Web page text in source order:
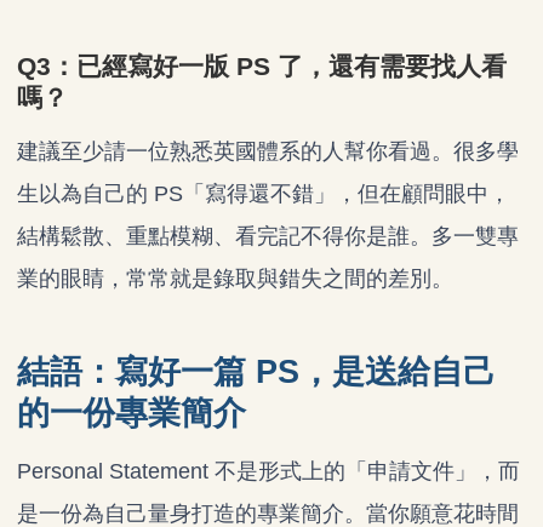
Q3：已經寫好一版 PS 了，還有需要找人看
嗎？
建議至少請一位熟悉英國體系的人幫你看過。很多學
生以為自己的 PS「寫得還不錯」，但在顧問眼中，
結構鬆散、重點模糊、看完記不得你是誰。多一雙專
業的眼睛，常常就是錄取與錯失之間的差別。
結語：寫好一篇 PS，是送給自己
的一份專業簡介
Personal Statement 不是形式上的「申請文件」，而
是一份為自己量身打造的專業簡介。當你願意花時間